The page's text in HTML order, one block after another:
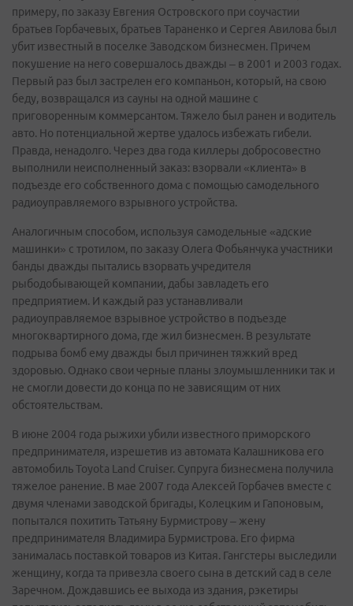
примеру, по заказу Евгения Островского при соучастии
братьев Горбачевых, братьев Тараненко и Сергея Авилова был
убит известный в поселке Заводском бизнесмен. Причем
покушение на него совершалось дважды – в 2001 и 2003 годах.
Первый раз был застрелен его компаньон, который, на свою
беду, возвращался из сауны на одной машине с
приговоренным коммерсантом. Тяжело был ранен и водитель
авто. Но потенциальной жертве удалось избежать гибели.
Правда, ненадолго. Через два года киллеры добросовестно
выполнили неисполненный заказ: взорвали «клиента» в
подъезде его собственного дома с помощью самодельного
радиоуправляемого взрывного устройства.
Аналогичным способом, используя самодельные «адские
машинки» с тротилом, по заказу Олега Фобьянчука участники
банды дважды пытались взорвать учредителя
рыбодобывающей компании, дабы завладеть его
предприятием. И каждый раз устанавливали
радиоуправляемое взрывное устройство в подъезде
многоквартирного дома, где жил бизнесмен. В результате
подрыва бомб ему дважды был причинен тяжкий вред
здоровью. Однако свои черные планы злоумышленники так и
не смогли довести до конца по не зависящим от них
обстоятельствам.
В июне 2004 года рыжихи убили известного приморского
предпринимателя, изрешетив из автомата Калашникова его
автомобиль Toyota Land Cruiser. Супруга бизнесмена получила
тяжелое ранение. В мае 2007 года Алексей Горбачев вместе с
двумя членами заводской бригады, Колецким и Гапоновым,
попытался похитить Татьяну Бурмистрову – жену
предпринимателя Владимира Бурмистрова. Его фирма
занималась поставкой товаров из Китая. Гангстеры выследили
женщину, когда та привезла своего сына в детский сад в селе
Заречном. Дождавшись ее выхода из здания, рэкетиры